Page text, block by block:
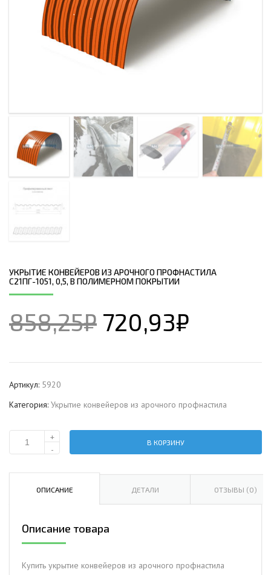
УКРЫТИЕ КОНВЕЙЕРОВ ИЗ АРОЧНОГО ПРОФНАСТИЛА
С21ПГ-1051, 0,5, В ПОЛИМЕРНОМ ПОКРЫТИИ
858,25₽ 720,93₽
Артикул: 5920
Категория: Укрытие конвейеров из арочного профнастила
Количество
конвейеров
С21ПГ-1051,
полимерном
+
-
В КОРЗИНУ
ОПИСАНИЕ ДЕТАЛИ ОТЗЫВЫ (0)
Описание товара
Купить укрытие конвейеров из арочного профнастила